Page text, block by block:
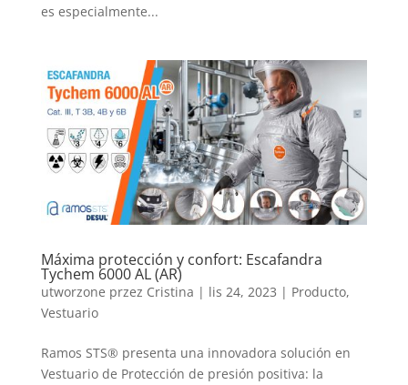
es especialmente...
Máxima protección y confort: Escafandra
Tychem 6000 AL (AR)
utworzone przez Cristina | lis 24, 2023 | Producto,
Vestuario
Ramos STS® presenta una innovadora solución en
Vestuario de Protección de presión positiva: la